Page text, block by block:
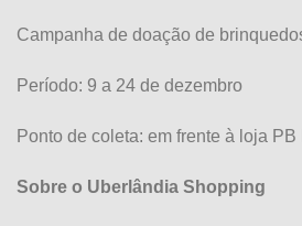
Campanha de doação de
Período: 9 a 24 de dezembro
Ponto de coleta: em frente à loja
Sobre o Uberlândia Shopping